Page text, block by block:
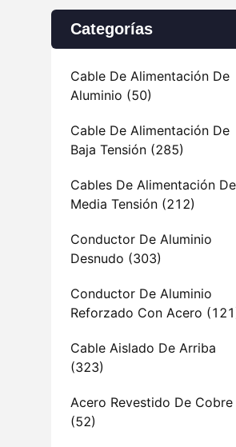
Categorías
Cable De Alimentación De
Aluminio (50)
Cable De Alimentación De
Baja Tensión (285)
Cables De Alimentación De
Media Tensión (212)
Conductor De Aluminio
Desnudo (303)
Conductor De Aluminio
Reforzado Con Acero
Cable Aislado De Arriba
(323)
Acero Revestido De Cobre
(52)